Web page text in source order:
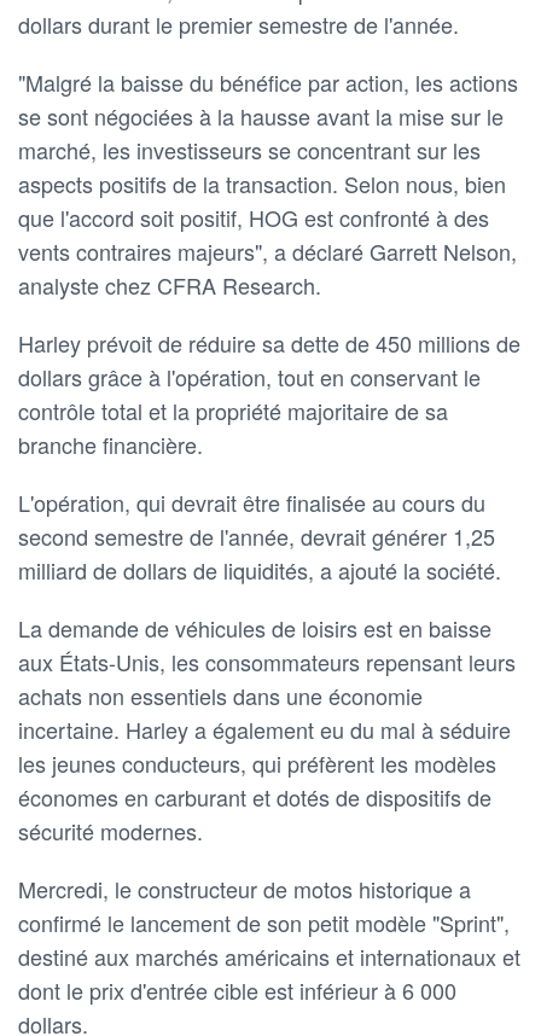
dollars durant le premier semestre de l'année.
"Malgré la baisse du bénéfice par action, les actions
se sont négociées à la hausse avant la mise sur le
marché, les investisseurs se concentrant sur les
aspects positifs de la transaction. Selon nous, bien
que l'accord soit positif, HOG est confronté à des
vents contraires majeurs", a déclaré Garrett Nelson,
analyste chez CFRA Research.
Harley prévoit de réduire sa dette de 450 millions de
dollars grâce à l'opération, tout en conservant le
contrôle total et la propriété majoritaire de sa
branche financière.
L'opération, qui devrait être finalisée au cours du
second semestre de l'année, devrait générer 1,25
milliard de dollars de liquidités, a ajouté la société.
La demande de véhicules de loisirs est en baisse
aux États-Unis, les consommateurs repensant leurs
achats non essentiels dans une économie
incertaine. Harley a également eu du mal à séduire
les jeunes conducteurs, qui préfèrent les modèles
économes en carburant et dotés de dispositifs de
sécurité modernes.
Mercredi, le constructeur de motos historique a
confirmé le lancement de son petit modèle "Sprint",
destiné aux marchés américains et internationaux et
dont le prix d'entrée cible est inférieur à 6 000
dollars.